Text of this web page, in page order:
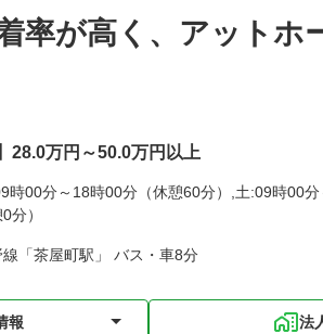
着率が高く、アット
28.0万円～50.0万円以上
時00分～18時00分（休憩60分）,土:09時00
分）
線「茶屋町駅」 バス・車8分
報 法